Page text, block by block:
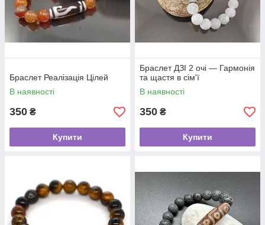
Браслет Реалізація Цілей
В наявності
350 ₴
Купити
Браслет ДЗІ 2 очі — Гармонія
та щастя в сім'ї
В наявності
350 ₴
Купити